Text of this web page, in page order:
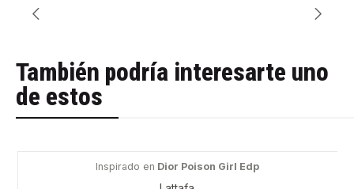
También podría interesarte uno
de estos
Inspirado en Dior Poison Girl Edp